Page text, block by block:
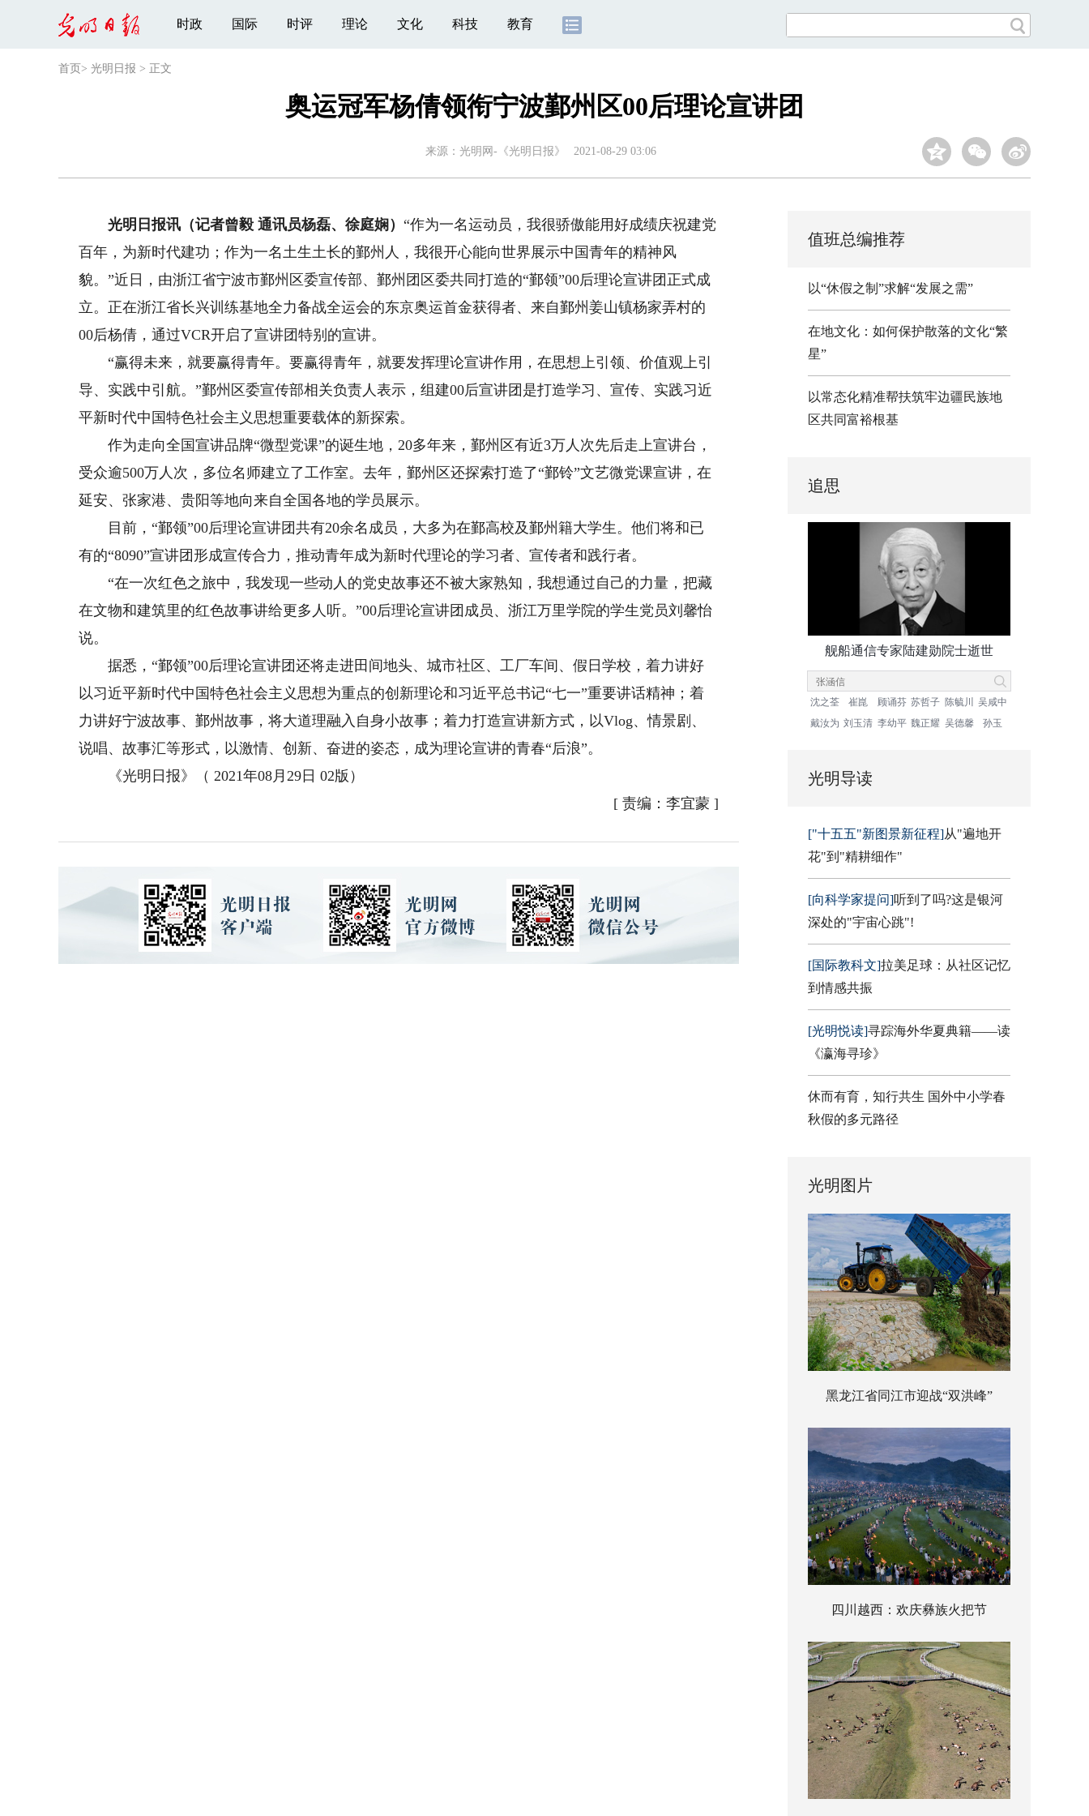
时政 国际 时评 理论 文化 科技 教育
首页 > 光明日报 > 正文
奥运冠军杨倩领衔宁波鄞州区00后理论宣讲团
来源： 光明网-《光明日报》 2021-08-29 03:06
光明日报讯（记者曾毅 通讯员杨磊、徐庭娴） “作为一名运动员，我很骄傲能用好成绩庆祝建党
百年，为新时代建功；作为一名土生土长的鄞州人，我很开心能向世界展示中国青年的精神风
貌。”近日，由浙江省宁波市鄞州区委宣传部、鄞州团区委共同打造的“鄞领”00后理论宣讲团正式成
立。正在浙江省长兴训练基地全力备战全运会的东京奥运首金获得者、来自鄞州姜山镇杨家弄村的
00后杨倩，通过VCR开启了宣讲团特别的宣讲。
“赢得未来，就要赢得青年。要赢得青年，就要发挥理论宣讲作用，在思想上引领、价值观上引
导、实践中引航。”鄞州区委宣传部相关负责人表示，组建00后宣讲团是打造学习、宣传、实践习近
平新时代中国特色社会主义思想重要载体的新探索。
作为走向全国宣讲品牌“微型党课”的诞生地，20多年来，鄞州区有近3万人次先后走上宣讲台，
受众逾500万人次，多位名师建立了工作室。去年，鄞州区还探索打造了“鄞铃”文艺微党课宣讲，在
延安、张家港、贵阳等地向来自全国各地的学员展示。
目前，“鄞领”00后理论宣讲团共有20余名成员，大多为在鄞高校及鄞州籍大学生。他们将和已
有的“8090”宣讲团形成宣传合力，推动青年成为新时代理论的学习者、宣传者和践行者。
“在一次红色之旅中，我发现一些动人的党史故事还不被大家熟知，我想通过自己的力量，把藏
在文物和建筑里的红色故事讲给更多人听。”00后理论宣讲团成员、浙江万里学院的学生党员刘馨怡
说。
据悉，“鄞领”00后理论宣讲团还将走进田间地头、城市社区、工厂车间、假日学校，着力讲好
以习近平新时代中国特色社会主义思想为重点的创新理论和习近平总书记“七一”重要讲话精神；着
力讲好宁波故事、鄞州故事，将大道理融入自身小故事；着力打造宣讲新方式，以Vlog、情景剧、
说唱、故事汇等形式，以激情、创新、奋进的姿态，成为理论宣讲的青春“后浪”。
《光明日报》（ 2021年08月29日 02版）
[ 责编：李宜蒙]
值班总编推荐
以“休假之制”求解“发展之需”
在地文化：如何保护散落的文化“繁
星”
以常态化精准帮扶筑牢边疆民族地
区共同富裕根基
追思
舰船通信专家陆建勋院士逝世
沈之荃 崔崑 顾诵芬 苏哲子 陈毓川
吴咸中
戴汝为 刘玉清 李幼平 魏正耀 吴德馨 孙玉
光明导读
["十五五"新图景新征程]从"遍地开
花"到"精耕细作"
[向科学家提问]听到了吗?这是银河
深处的"宇宙心跳"!
[国际教科文]拉美足球：从社区记忆
到情感共振
[光明悦读]寻踪海外华夏典籍——读
《瀛海寻珍》
休而有育，知行共生 国外中小学春
秋假的多元路径
光明图片
黑龙江省同江市迎战“双洪峰”
四川越西：欢庆彝族火把节